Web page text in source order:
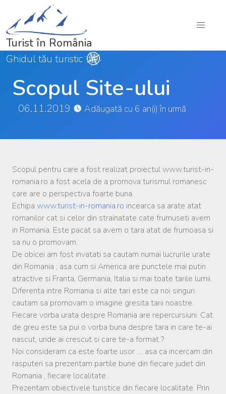
Turist în România
Ghidul tău turistic
Scopul Site-ului
06.11.2019 Adăugată cu 6 an(i) în urmă
Scopul pentru care a fost realizat proiectul www.turist-in-
romania.ro a fost acela de a promova turismul romanesc
care are o perspectiva foarte buna.
Echipa www.turist-in-romania.ro incearca sa arate atat
romanilor cat si celor din strainatate cate frumuseti avem
in Romania. Este pacat sa avem o tara atat de frumoasa si
sa nu o promovam.
De obicei am fost invatati sa cautam numai lucrurile urate
din Romania ; asa cum si America are punctele mai putin
atractive si Franta, Germania, Italia si mai toate tarile lumii.
Diferenta intre Romania si alte tari este ca noi singuri
cautam sa promovam o imagine gresita tarii noastre.
Fiecare vorba urata despre Romania are repercursiuni. Cat
de greu este sa pui o vorba buna despre tara in care te-ai
nascut, unde ai crescut si care te-a format ?
Noi consideram ca este foarte usor .... asa ca incercam din
rasputeri sa prezentam partile bune din fiecare judet din
Romania , fiecare localitate .
Prezentam obiectivele turistice din fiecare localitate. Prin